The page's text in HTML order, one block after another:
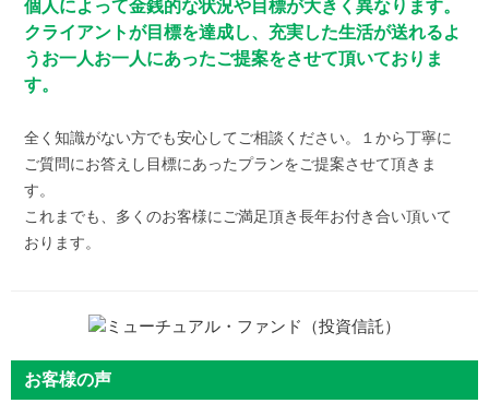
個人によって金銭的な状況や目標が大きく異なります。
クライアントが目標を達成し、充実した生活が送れるよ
うお一人お一人にあったご提案をさせて頂いておりま
す。
全く知識がない方でも安心してご相談ください。１から丁寧に
ご質問にお答えし目標にあったプランをご提案させて頂きま
す。
これまでも、多くのお客様にご満足頂き長年お付き合い頂いて
おります。
お客様の声